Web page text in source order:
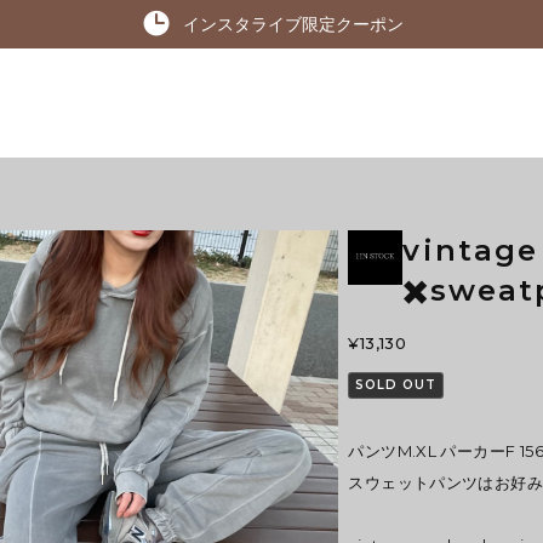
インスタライブ限定クーポン
¥13,130
SOLD OUT
パンツM.XL パーカーF
スウェットパンツはお好